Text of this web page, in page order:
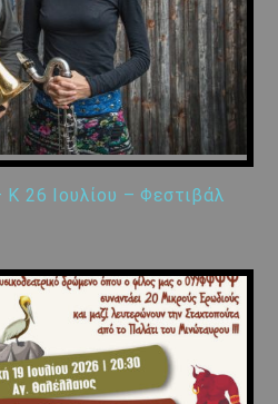
26 Ιουλίου – Φεστιβάλ